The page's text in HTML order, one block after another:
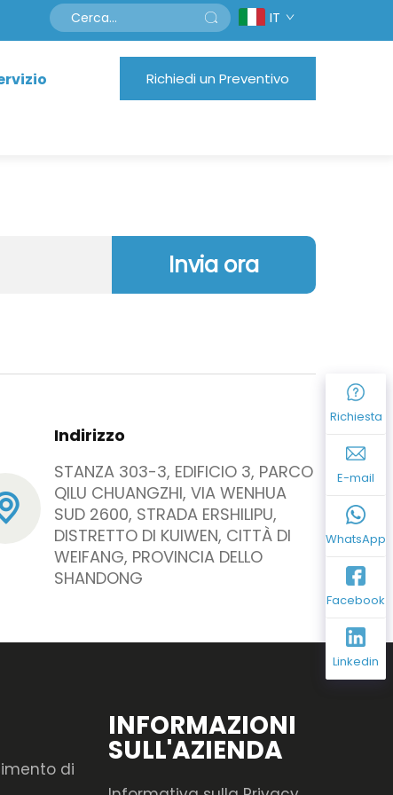
IT
Richiedi un Preventivo
Richiesta
E-mail
WhatsApp
Facebook
Linkedin
Invia ora
Indirizzo
STANZA 303-3, EDIFICIO 3, PARCO
QILU CHUANGZHI, VIA WENHUA
SUD 2600, STRADA ERSHILIPU,
DISTRETTO DI KUIWEN, CITTÀ DI
WEIFANG, PROVINCIA DELLO
SHANDONG
di
INFORMAZIONI
SULL'AZIENDA